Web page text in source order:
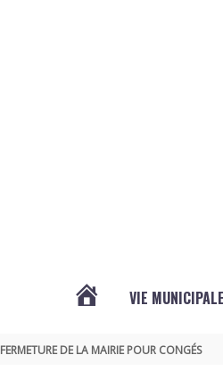
VIE MUNICIPALE
FERMETURE DE LA MAIRIE POUR CONGÉS